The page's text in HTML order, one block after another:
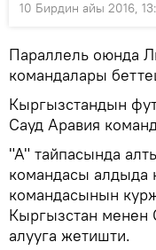
10 Бирдин айы 2016,
Параллель оюнда
командалары
Кыргызстандын
Сауд Аравия
"А" тайпасында
командасы алдыда
командасынын
Кыргызстан менен
алууга жетишти.